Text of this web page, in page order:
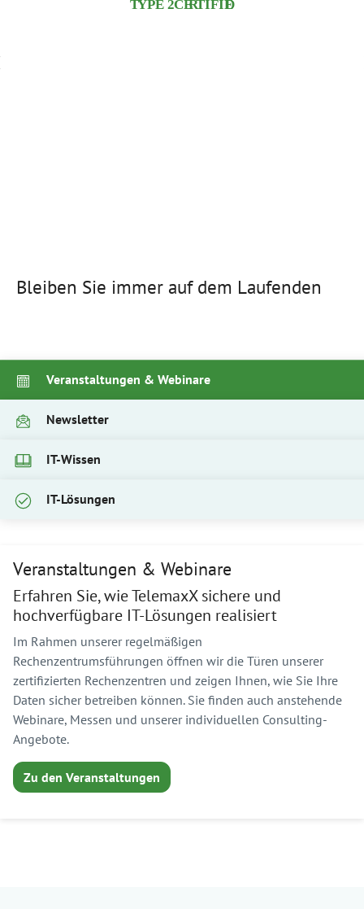
Bleiben Sie immer auf dem Laufenden
Veranstaltungen & Webinare
Newsletter
IT-Wissen
IT-Lösungen
Veranstaltungen & Webinare
Erfahren Sie, wie TelemaxX sichere und
hochverfügbare IT-Lösungen realisiert
Im Rahmen unserer regelmäßigen
Rechenzentrumsführungen öffnen wir die Türen unserer
zertifizierten Rechenzentren und zeigen Ihnen, wie Sie Ihre
Daten sicher betreiben können. Sie finden auch anstehende
Webinare, Messen und unserer individuellen Consulting-
Angebote.
Zu den Veranstaltungen